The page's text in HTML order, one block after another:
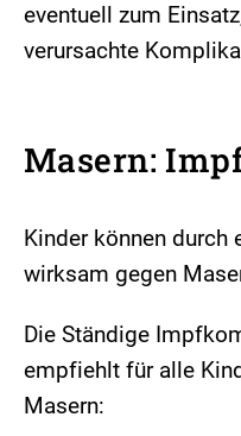
eventuell zum
verursachte
Masern:
Kinder können
wirksam gegen
Die Ständige
empfiehlt für alle
Masern: